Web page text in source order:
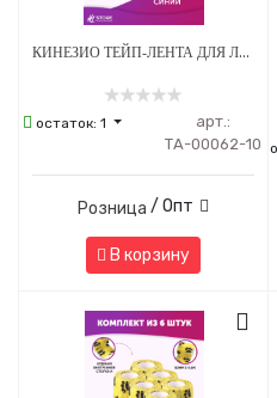
КИНЕЗИО ТЕЙП-ЛЕНТА ДЛЯ ЛИЦА И ТЕЛА 5 СМ Х 5М СИНИЙ - 10 ШТ
остаток:1
арт.:
ТА-00062-10
Розница / Опт
В корзину